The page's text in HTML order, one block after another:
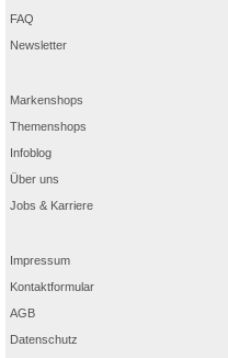
FAQ
Newsletter
Markenshops
Themenshops
Infoblog
Über uns
Jobs & Karriere
Impressum
Kontaktformular
AGB
Datenschutz